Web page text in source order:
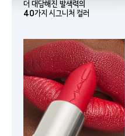
더 대담해진 발색력의
40가지 시그니처 컬러